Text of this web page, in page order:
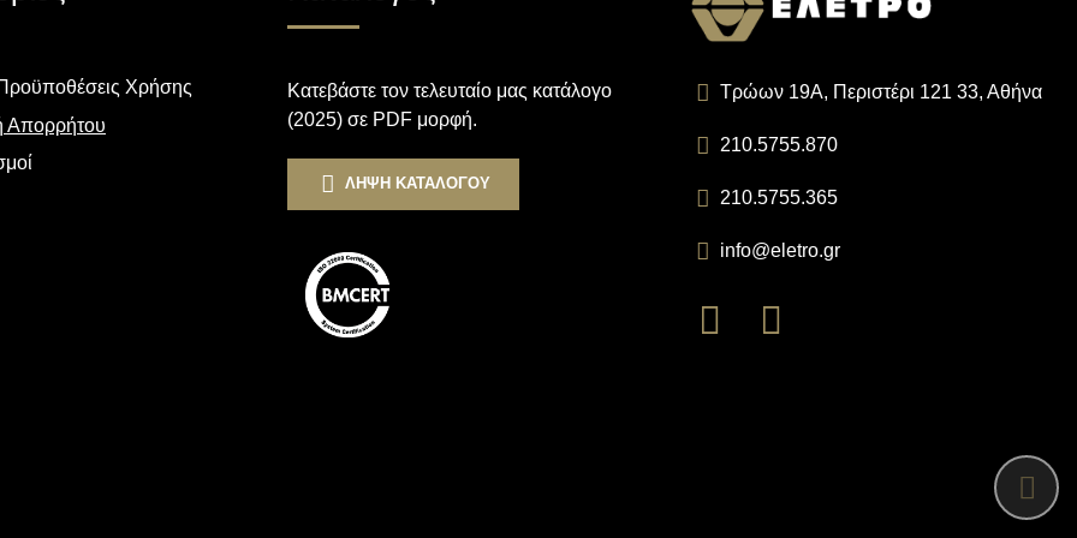
Χρήσης
Απορρήτου
Κατεβάστε τον τελευταίο μας κατάλογο
(2025) σε PDF μορφή.
ΛΗΨΗ ΚΑΤΑΛΟΓΟΥ
Τρώων 19Α, Περιστέρι 121 33, Αθήνα
210.5755.870
210.5755.365
info@eletro.gr